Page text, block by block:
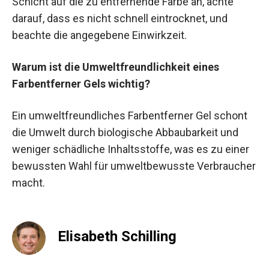
darauf, dass es nicht schnell eintrocknet, und
beachte die angegebene Einwirkzeit.
Warum ist die Umweltfreundlichkeit eines
Farbentferner Gels wichtig?
Ein umweltfreundliches Farbentferner Gel schont
die Umwelt durch biologische Abbaubarkeit und
weniger schädliche Inhaltsstoffe, was es zu einer
bewussten Wahl für umweltbewusste Verbraucher
macht.
Elisabeth Schilling